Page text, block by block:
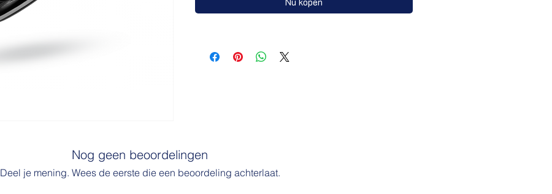
Nog geen beoordelingen
Deel je mening. Wees de eerste die een beoordeling achterlaat.